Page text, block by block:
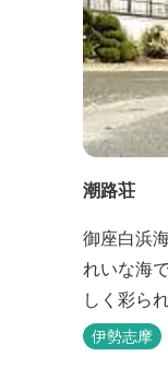
潮路荘
御座白浜
れいな海
しく彩ら
ます。
伊勢志摩